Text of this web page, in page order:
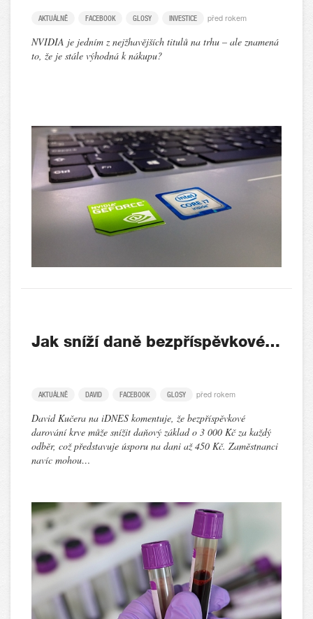
AKTUÁLNĚ FACEBOOK GLOSY INVESTICE před rokem
NVIDIA je jedním z nejžhavějších titulů na trhu – ale znamená
to, že je stále výhodná k nákupu?
Jak sníží daně bezpříspěvkové…
AKTUÁLNĚ DAVID FACEBOOK GLOSY před rokem
David Kučera na iDNES komentuje, že bezpříspěvkové
darování krve může snížit daňový základ o 3 000 Kč za každý
odběr, což představuje úsporu na dani až 450 Kč. Zaměstnanci
navíc mohou…